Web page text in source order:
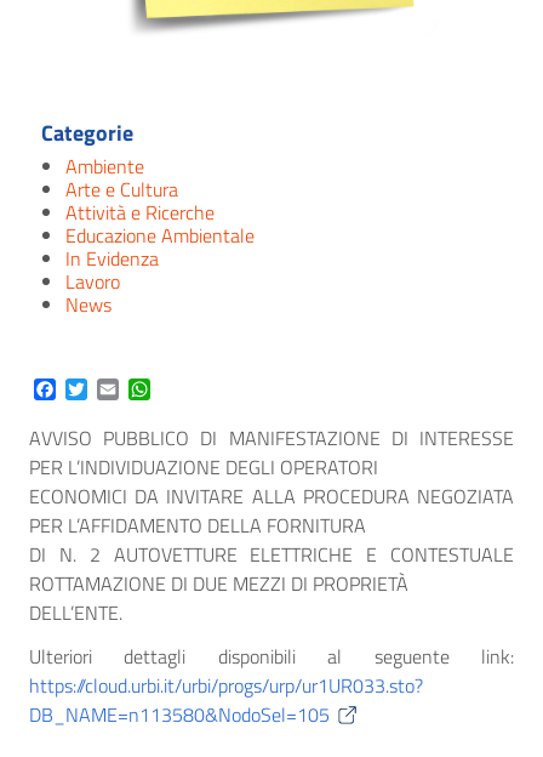
Categorie
Ambiente
Arte e Cultura
Attività e Ricerche
Educazione Ambientale
In Evidenza
Lavoro
News
Facebook
Twitter
Email
AVVISO PUBBLICO DI MANIFESTAZIONE DI INTERESSE
PER L’INDIVIDUAZIONE DEGLI OPERATORI
ECONOMICI DA INVITARE ALLA PROCEDURA NEGOZIATA
PER L’AFFIDAMENTO DELLA FORNITURA
DI N. 2 AUTOVETTURE ELETTRICHE E CONTESTUALE
ROTTAMAZIONE DI DUE MEZZI DI PROPRIETÀ
DELL’ENTE.
Ulteriori dettagli disponibili al seguente link:
https://cloud.urbi.it/urbi/progs/urp/ur1UR033.sto?
DB_NAME=n113580&NodoSel=105